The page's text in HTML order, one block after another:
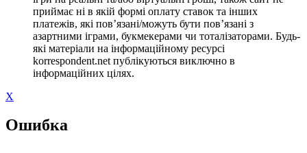
приймає ні в якій формі оплату ставок та інших
платежів, які пов’язані/можуть бути пов’язані з
азартними іграми, букмекерами чи тоталізаторами. Будь-
які матеріали на інформаційному ресурсі
korrespondent.net публікуються виключно в
інформаційних цілях.
X
Ошибка